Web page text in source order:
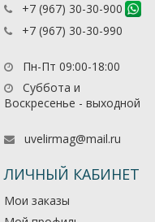
+7 (967) 30-30-900
+7 (967) 30-30-990
Пн-Пт 09:00-18:00
Суббота и
Воскресенье - выходной
uvelirmag@mail.ru
ЛИЧНЫЙ КАБИНЕТ
Мои заказы